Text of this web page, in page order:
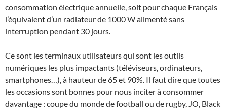
consommation électrique annuelle, soit pour chaque Français
l’équivalent d’un radiateur de 1000 W alimenté sans
interruption pendant 30 jours.
Ce sont les terminaux utilisateurs qui sont les outils
numériques les plus impactants (téléviseurs, ordinateurs,
smartphones…), à hauteur de 65 et 90%. Il faut dire que toutes
les occasions sont bonnes pour nous inciter à consommer
davantage : coupe du monde de football ou de rugby, JO, Black